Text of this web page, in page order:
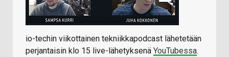
io-techin viikottainen tekniikkapodcast lähetetään
perjantaisin klo 15 live-lähetyksenä YouTubessa.